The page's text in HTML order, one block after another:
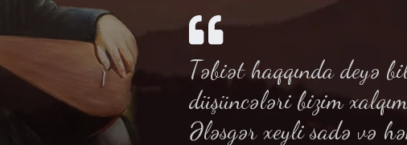
Təbiət haqqında deyə
düşüncələri bizim
Ələsgər xeyli sadə və